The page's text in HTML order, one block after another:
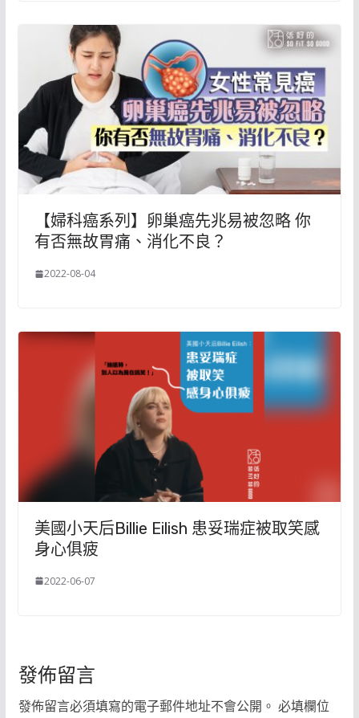
【婦科癌系列】卵巢癌先兆易被忽略 你
有否無故胃痛、消化不良？
2022-08-04
美國小天后Billie Eilish 患妥瑞症被取笑感
身心俱疲
2022-06-07
發佈留言
發佈留言必須填寫的電子郵件地址不會公開。 必填欄位